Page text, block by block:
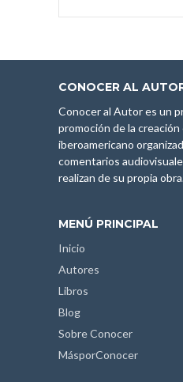
CONOCER AL
Conocer al Autor es un
promoción de la creación
iberoamericano
comentarios
realizan de su propia
MENÚ PRINCIPAL
Inicio
Autores
Libros
Blog
Sobre Conocer
MásporConocer